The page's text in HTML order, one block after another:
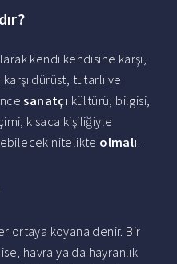
kendi kendisine karşı,
dürüst, tutarlı ve
sanatçı kültürü, bilgisi,
kısaca kişiliğiyle
nitelikte olmalı.
ortaya koyana denir. Bir
havra ya da hayranlık